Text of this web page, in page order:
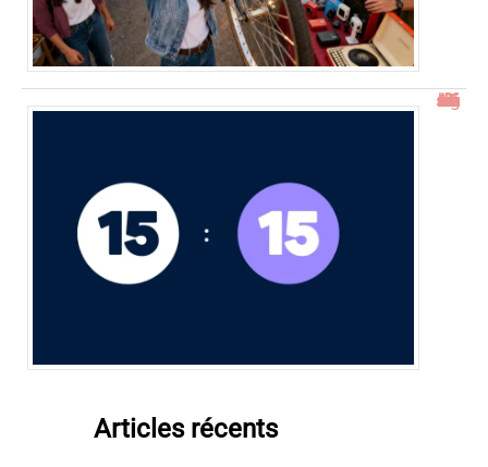
15h15 signification : découverte de l’heure miroir
Articles récents